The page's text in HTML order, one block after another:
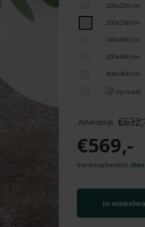
200x250 cm
200x290 cm
240x340 cm
300x400 cm
400x400 cm
Op maat
€569,-
Vandaag besteld,
In